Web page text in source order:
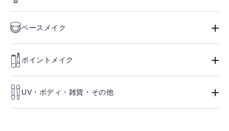
ベースメイク
ポイントメイク
UV・ボディ・雑貨・その他